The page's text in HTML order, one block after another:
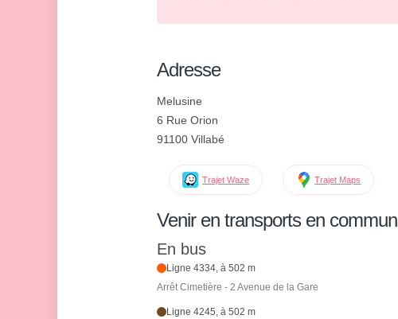
Adresse
Melusine
6 Rue Orion
91100 Villabé
Trajet Waze Trajet Maps
Venir en transports en commun
En bus
Ligne 4334, à 502 m
Arrêt Cimetière - 2 Avenue de la Gare
Ligne 4245, à 502 m